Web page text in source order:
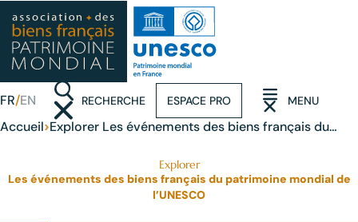
FR EN RECHERCHE
(OUVRIR LA RECHERCHE)ESPACE PRO MENU
(OUVRIR LE MENU)
Accueil›Explorer Les événements des biens français du
Explorer
Les événements des biens français du patrimoine mondial de
l’UNESCO